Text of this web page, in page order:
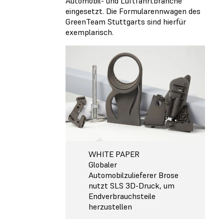
eingesetzt. Die Formularennwagen des
GreenTeam Stuttgarts sind hierfür
exemplarisch.
WHITE PAPER
Globaler
Automobilzulieferer Brose
nutzt SLS 3D-Druck, um
Endverbrauchsteile
herzustellen